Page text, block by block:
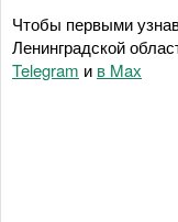
Чтобы первыми
Ленинградской
Telegram и в Maх